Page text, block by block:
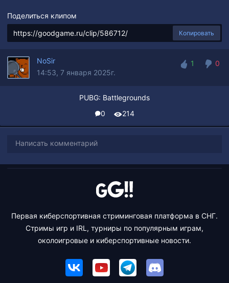
Поделиться клипом
Копировать
NoSir
14:53, 7 января 2025г.
1
0
PUBG: Battlegrounds
0
214
Написать комментарий
Первая киберспортивная стриминговая платформа в СНГ.
Стримы игр и IRL, турниры по популярным играм,
околоигровые и киберспортивные новости.